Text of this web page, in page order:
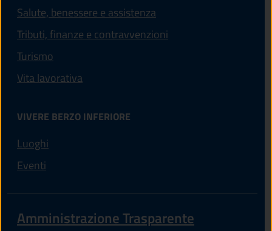
Salute, benessere e assistenza
Tributi, finanze e contravvenzioni
Turismo
Vita lavorativa
VIVERE BERZO INFERIORE
Luoghi
Eventi
Amministrazione Trasparente